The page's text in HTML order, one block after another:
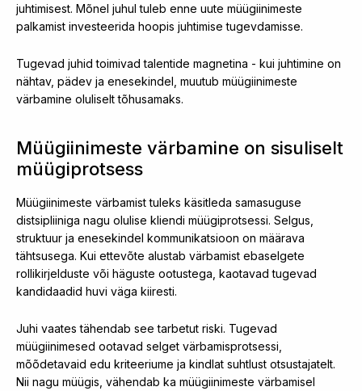
juhtimisest. Mõnel juhul tuleb enne uute müügiinimeste
palkamist investeerida hoopis juhtimise tugevdamisse.
Tugevad juhid toimivad talentide magnetina - kui juhtimine on
nähtav, pädev ja enesekindel, muutub müügiinimeste
värbamine oluliselt tõhusamaks.
Müügiinimeste värbamine on sisuliselt
müügiprotsess
Müügiinimeste värbamist tuleks käsitleda samasuguse
distsipliiniga nagu olulise kliendi müügiprotsessi. Selgus,
struktuur ja enesekindel kommunikatsioon on määrava
tähtsusega. Kui ettevõte alustab värbamist ebaselgete
rollikirjelduste või häguste ootustega, kaotavad tugevad
kandidaadid huvi väga kiiresti.
Juhi vaates tähendab see tarbetut riski. Tugevad
müügiinimesed ootavad selget värbamisprotsessi,
mõõdetavaid edu kriteeriume ja kindlat suhtlust otsustajatelt.
Nii nagu müügis, vähendab ka müügiinimeste värbamisel